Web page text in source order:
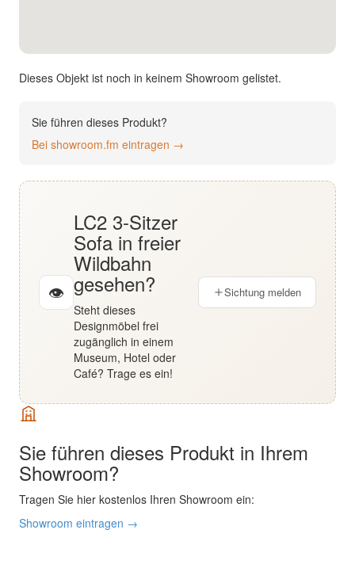
Dieses Objekt ist noch in keinem Showroom gelistet.
Sie führen dieses Produkt?
Bei showroom.fm eintragen →
👁
LC2 3-Sitzer
Sofa in freier
Wildbahn
gesehen?
Steht dieses
Designmöbel frei
zugänglich in einem
Museum, Hotel oder
Café? Trage es ein!
Sichtung melden
Sie führen dieses Produkt in Ihrem
Showroom?
Tragen Sie hier kostenlos Ihren Showroom ein:
Showroom eintragen →